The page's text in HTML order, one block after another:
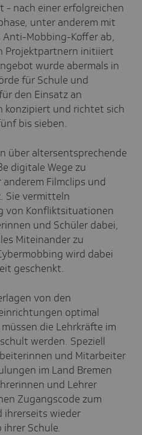
- nach einer erfolgreichen
unter anderem mit
Mobbing-Koffer ab,
Projektpartnern initiiert
wurde abermals in
für Schule und
den Einsatz an
konzipiert und richtet sich
bis sieben.
über altersentsprechende
digitale Wege zu
Filmclips und
Sie vermitteln
von Konfliktsituationen
und Schüler dabei,
Miteinander zu
wird dabei
geschenkt.
von den
optimal
die Lehrkräfte im
werden. Speziell
und Mitarbeiter
im Land Bremen
und Lehrer
Zugangscode zum
ihrerseits wieder
Schule.